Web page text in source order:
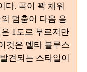
다. 곡이 꽉 채워
멈춤이 다음 음
1도로 부르지만
것은 델타 블루스
견되는 스타일이